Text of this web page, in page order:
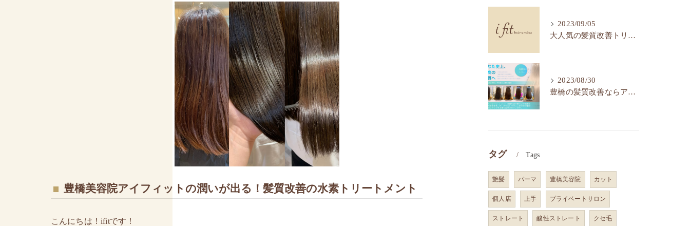
豊橋美容院アイフィットの潤いが出る！髪質改善の水素トリートメント
こんにちは！ifitです！
2023/09/05
大人気の髪質改善トリートメント！
2023/08/30
豊橋の髪質改善ならアイフィット！人気の水素トリートメント
タグ Tags
艶髪 パーマ 豊橋美容院 カット
個人店 上手 プライベートサロン
ストレート 酸性ストレート クセ毛